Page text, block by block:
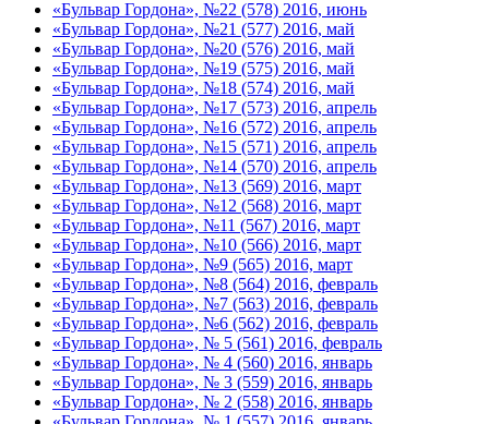
«Бульвар Гордона», №22 (578) 2016, июнь
«Бульвар Гордона», №21 (577) 2016, май
«Бульвар Гордона», №20 (576) 2016, май
«Бульвар Гордона», №19 (575) 2016, май
«Бульвар Гордона», №18 (574) 2016, май
«Бульвар Гордона», №17 (573) 2016, апрель
«Бульвар Гордона», №16 (572) 2016, апрель
«Бульвар Гордона», №15 (571) 2016, апрель
«Бульвар Гордона», №14 (570) 2016, апрель
«Бульвар Гордона», №13 (569) 2016, март
«Бульвар Гордона», №12 (568) 2016, март
«Бульвар Гордона», №11 (567) 2016, март
«Бульвар Гордона», №10 (566) 2016, март
«Бульвар Гордона», №9 (565) 2016, март
«Бульвар Гордона», №8 (564) 2016, февраль
«Бульвар Гордона», №7 (563) 2016, февраль
«Бульвар Гордона», №6 (562) 2016, февраль
«Бульвар Гордона», № 5 (561) 2016, февраль
«Бульвар Гордона», № 4 (560) 2016, январь
«Бульвар Гордона», № 3 (559) 2016, январь
«Бульвар Гордона», № 2 (558) 2016, январь